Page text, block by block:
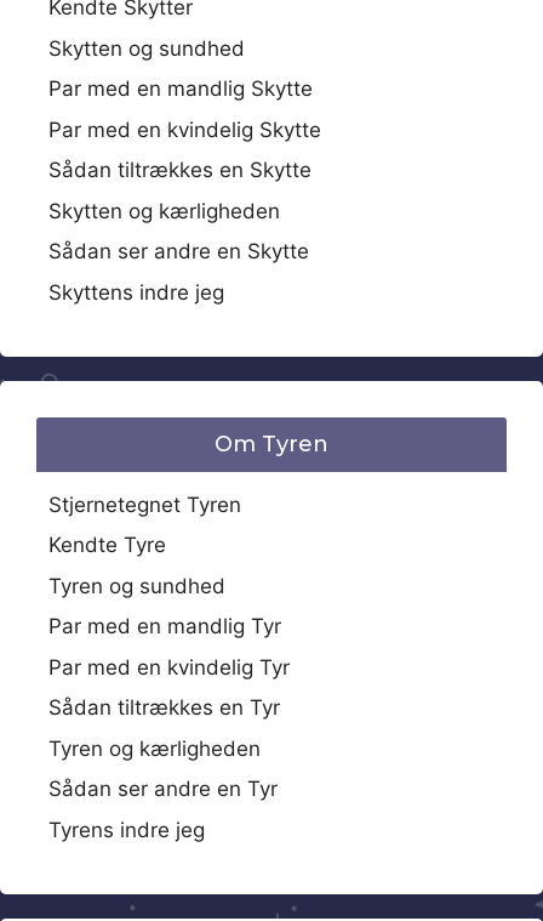
Kendte Skytter
Skytten og sundhed
Par med en mandlig Skytte
Par med en kvindelig Skytte
Sådan tiltrækkes en Skytte
Skytten og kærligheden
Sådan ser andre en Skytte
Skyttens indre jeg
Om Tyren
Stjernetegnet Tyren
Kendte Tyre
Tyren og sundhed
Par med en mandlig Tyr
Par med en kvindelig Tyr
Sådan tiltrækkes en Tyr
Tyren og kærligheden
Sådan ser andre en Tyr
Tyrens indre jeg